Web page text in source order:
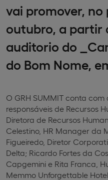
vai promover, no
outubro, a partir
auditorio do
do Bom Nome,
O GRH SUMMIT conta
responsáveis de Recursos
Diretora de Recursos
Celestino, HR Manager da
Figueiredo, Diretor
Delta; Ricardo Fortes da
Capgemini e Rita Franca,
Memmo Unforgettable